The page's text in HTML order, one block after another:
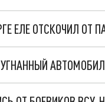
ЕЛЕ ОТСКОЧИЛ ОТ